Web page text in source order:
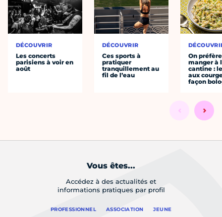
DÉCOUVRIR
Les concerts
parisiens à voir en
août
DÉCOUVRIR
Ces sports à
pratiquer
tranquillement au
fil de l’eau
On préfère
manger à
cantine :
aux
façon
Vous êtes...
Accédez à des actualités et
informations pratiques par profil
PROFESSIONNEL ASSOCIATION JEUNE